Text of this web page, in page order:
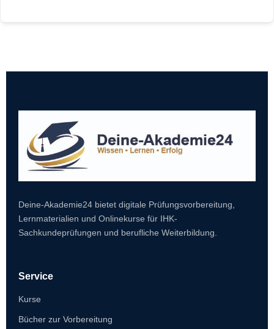
Deine-Akademie24 bietet digitale Prüfungsvorbereitung,
Lernmaterialien und Onlinekurse für IHK-
Sachkundeprüfungen und berufliche Weiterbildung.
Service
Kurse
Bücher zur Vorbereitung